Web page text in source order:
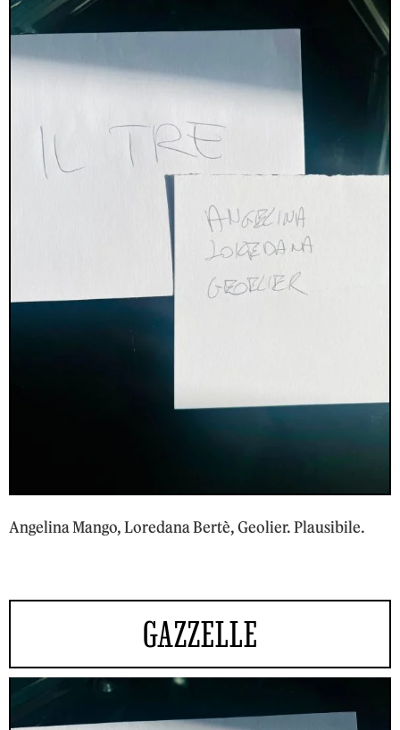
Angelina Mango, Loredana Bertè, Geolier. Plausibile.
GAZZELLE